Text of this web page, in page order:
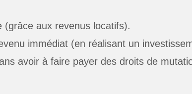
aux revenus locatifs).
immédiat (en réalisant un
avoir à faire payer des droits de